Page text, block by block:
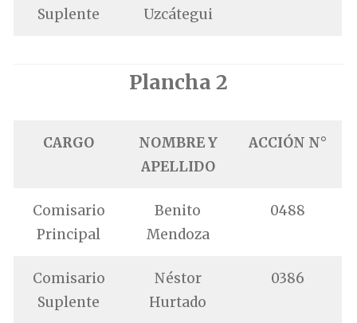
Suplente
Uzcátegui
Plancha 2
CARGO
NOMBRE Y
APELLIDO
ACCIÓN N°
Comisario
Principal
Benito
Mendoza
0488
Comisario
Suplente
Néstor
Hurtado
0386